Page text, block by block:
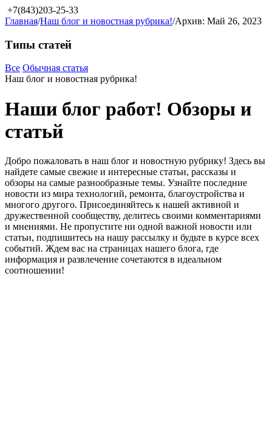
+7(843)203-25-33
Главная/Наш блог и новостная рубрика!/Архив: Май 26, 2023
Типы статей
Все Обычная статья
Наш блог и новостная рубрика!
Наши блог работ! Обзоры и
статьй
Добро пожаловать в наш блог и новостную рубрику! Здесь вы
найдете самые свежие и интересные статьи, рассказы и
обзоры на самые разнообразные темы. Узнайте последние
новости из мира технологий, ремонта, благоустройства и
многого другого. Присоединяйтесь к нашей активной и
дружественной сообществу, делитесь своими комментариями
и мнениями. Не пропустите ни одной важной новости или
статьи, подпишитесь на нашу рассылку и будьте в курсе всех
событий. Ждем вас на страницах нашего блога, где
информация и развлечение сочетаются в идеальном
соотношении!